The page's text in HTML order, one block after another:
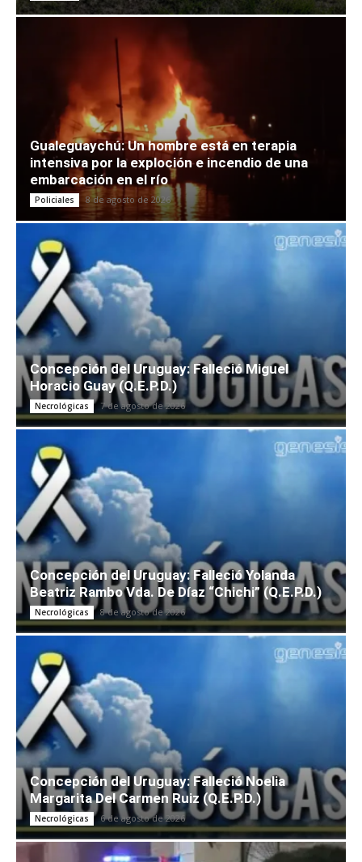
Gualeguaychú: Un hombre está en terapia
intensiva por la exploción e incendio de una
embarcación en el río
Policiales 8 de agosto de 2026
Concepción del Uruguay: Falleció Miguel
Horacio Guay (Q.E.P.D.)
Necrológicas 7 de agosto de 2026
Concepción del Uruguay: Falleció Yolanda
Beatriz Rambo Vda. De Díaz “Chichi” (Q.E.P.D.)
Necrológicas 8 de agosto de 2026
Concepción del Uruguay: Falleció Noelia
Margarita Del Carmen Ruiz (Q.E.P.D.)
Necrológicas 6 de agosto de 2026